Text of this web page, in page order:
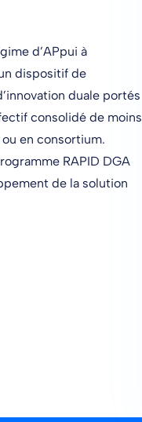
d’APpui à
dispositif de
duale portés
consolidé de moins
en consortium.
RAPID DGA
de la solution